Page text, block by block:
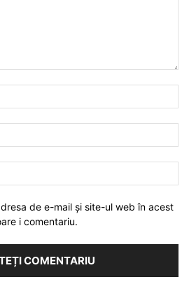
de e-mail și site-ul web în acest
i comentariu.